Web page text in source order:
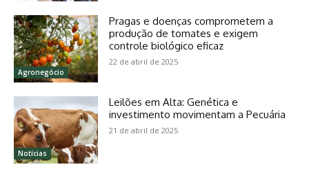
Agronegócio
Pragas e doenças comprometem a
produção de tomates e exigem
controle biológico eficaz
22 de abril de 2025
Notícias
Leilões em Alta: Genética e
investimento movimentam a Pecuária
21 de abril de 2025